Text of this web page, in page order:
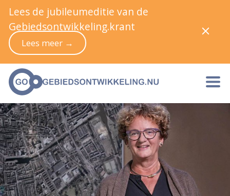
Lees de jubileumeditie van de
Gebiedsontwikkeling.krant
Lees meer →